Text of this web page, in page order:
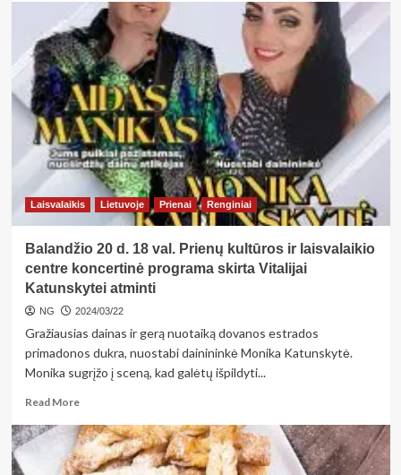
about
<strong>Prasideda
projektas
„Kuriu
–
reiškia
esu“</strong>
Laisvalaikis Lietuvoje Prienai Renginiai
Balandžio 20 d. 18 val. Prienų kultūros ir laisvalaikio
centre koncertinė programa skirta Vitalijai
Katunskytei atminti
NG 2024/03/22
Gražiausias dainas ir gerą nuotaiką dovanos estrados
primadonos dukra, nuostabi dainininkė Monika Katunskytė.
Monika sugrįžo į sceną, kad galėtų išpildyti...
Read MoreRead
about
Balandžio
20